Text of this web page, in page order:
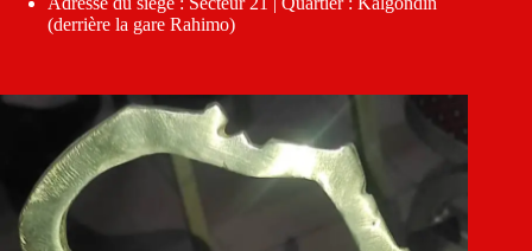
(derrière la gare Rahimo)